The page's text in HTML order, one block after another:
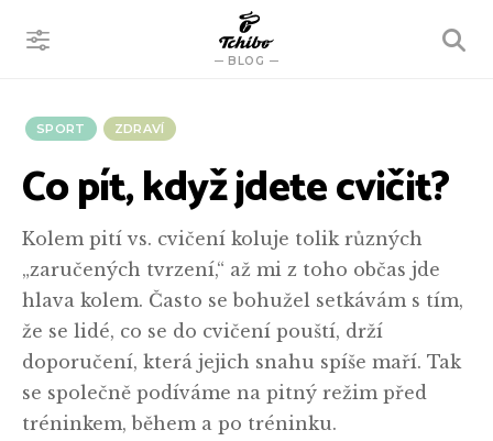
BLOG
VYHLEDÁVÁNÍ
SPORT ZDRAVÍ
Co pít, když jdete cvičit?
Kolem pití vs. cvičení koluje tolik různých
„zaručených tvrzení,“ až mi z toho občas jde
hlava kolem. Často se bohužel setkávám s tím,
že se lidé, co se do cvičení pouští, drží
doporučení, která jejich snahu spíše maří. Tak
se společně podíváme na pitný režim před
tréninkem, během a po tréninku.